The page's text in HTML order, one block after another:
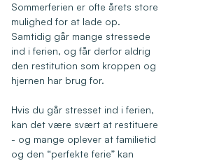
Sommerferien er ofte årets store
mulighed for at lade op.
Samtidig går mange stressede
ind i ferien, og får derfor aldrig
den restitution som kroppen og
hjernen har brug for.
Hvis du går stresset ind i ferien,
kan det være svært at restituere
- og mange oplever at familietid
og den “perfekte ferie” kan